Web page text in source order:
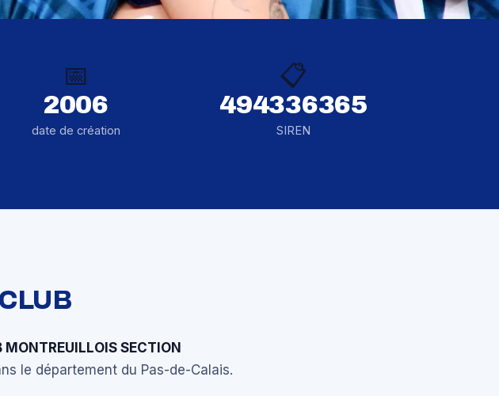
📅
2006
date de création
📋
494336365
SIREN
SECTION
le département du Pas-de-Calais.